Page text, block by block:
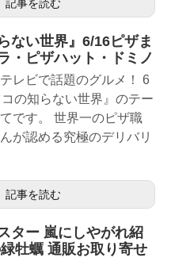
記事を読む
ない世界』6/16ピザま
・ピザハット・ドミノ
レビで話題のグルメ！ 6
の知らない世界』のテー
です。 世界一のピザ職
が認める究極のデリバリ
記事を読む
ター 嵐にしやがれ紹
牡蠣 通販お取り寄せ